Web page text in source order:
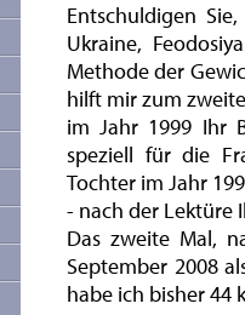
Entschuldigen
Ukraine,
Methode der
hilft mir zum
im Jahr 1999 Ihr
speziell für die
Tochter im Jahr
- nach der Lektüre
Das zweite Mal,
September 2008
habe ich bisher 44